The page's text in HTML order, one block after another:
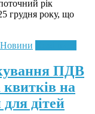
рік
грудня року, що
Новини
ПДВ
квитків на
для дітей